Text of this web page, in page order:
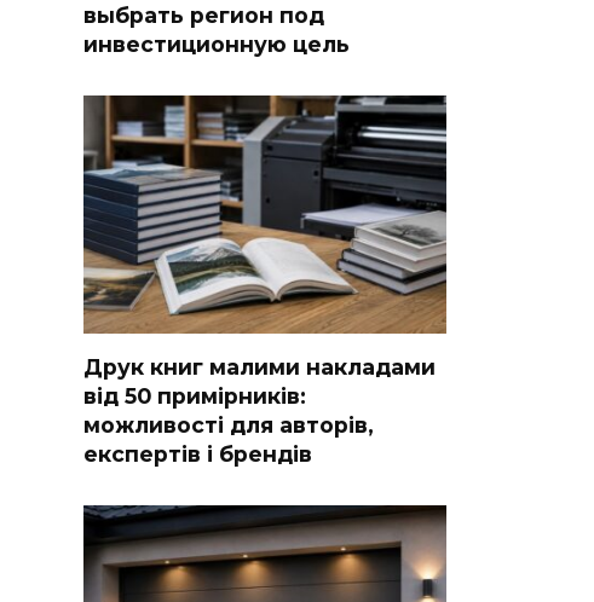
выбрать регион под
инвестиционную цель
Друк книг малими накладами
від 50 примірників:
можливості для авторів,
експертів і брендів